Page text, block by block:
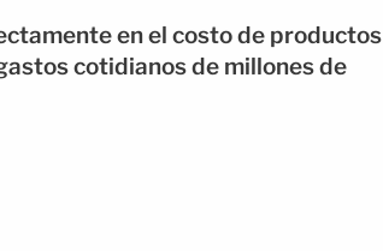
en el costo de productos
cotidianos de millones de